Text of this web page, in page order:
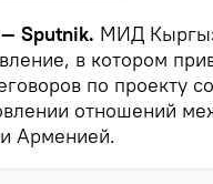
Sputnik. МИД
в котором
по проекту
отношений
Арменией.